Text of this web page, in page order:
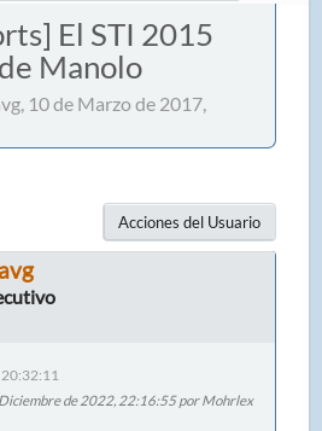
El STI 2015
Manolo
10 de Marzo de 2017,
Acciones del Usuario
de 2022, 22:16:55 por Mohrlex